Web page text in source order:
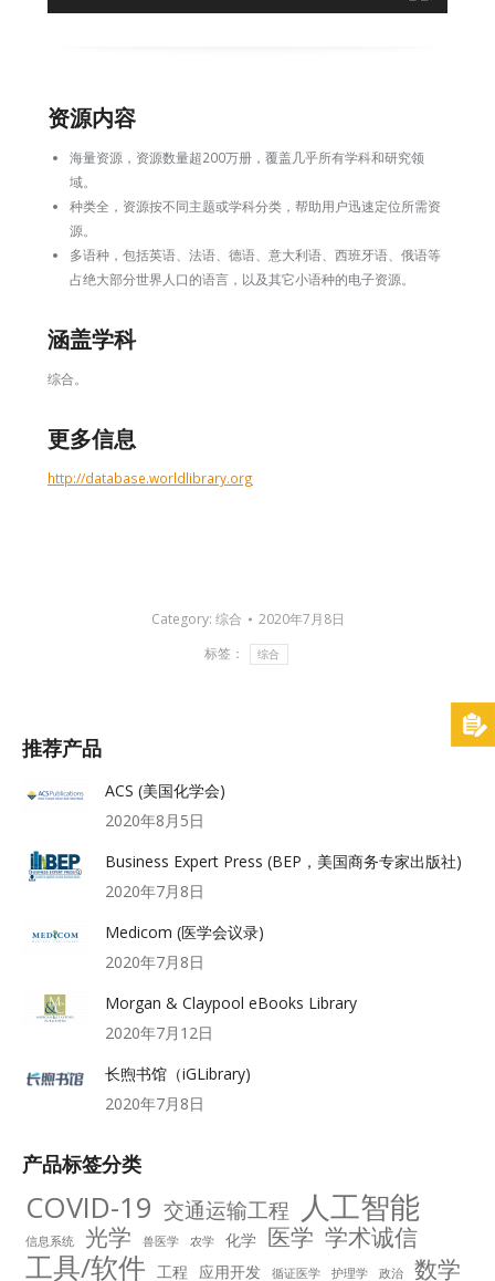
资源内容
海量资源，资源数量超200万册，覆盖几乎所有学科和研究领
域。
种类全，资源按不同主题或学科分类，帮助用户迅速定位所需资
源。
多语种，包括英语、法语、德语、意大利语、西班牙语、俄语等
占绝大部分世界人口的语言，以及其它小语种的电子资源。
涵盖学科
综合。
更多信息
http://database.worldlibrary.org
Category: 综合
2020年7月8日
标签：
综合
推荐产品
ACS (美国化学会)
2020年8月5日
Business Expert Press (BEP，美国商务专家出版社)
2020年7月8日
Medicom (医学会议录)
2020年7月8日
Morgan & Claypool eBooks Library
2020年7月12日
长煦书馆（iGLibrary)
2020年7月8日
产品标签分类
COVID-19 交通运输工程 人工智能
信息系统 光学 兽医学 农学 化学 医学 学术诚信
工具/软件 工程 应用开发 循证医学 护理学 政治 数学